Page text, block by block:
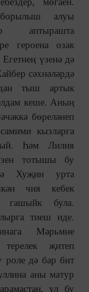
алуы
аптырашта
героена озак
үзенә дә
сәхнәләрдә
тыш артык
кеше. Аның
бөреләнеп
кызларга
Һәм Лилия
тотышы бу
Хуҗин урта
чия кебек
гашыйк була.
тиеш иде.
Мәрьмне
җитеп
роле дә бар бит
аны матур
ул бу